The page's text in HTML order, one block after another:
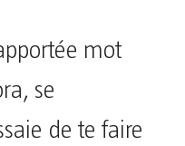
mot
se
de te faire